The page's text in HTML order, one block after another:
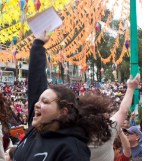
conexão entre vias e reforçará